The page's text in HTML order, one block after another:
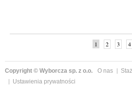
1 2 3 4
Copyright © Wyborcza sp. z o.o. O nas
Ustawienia prywatności